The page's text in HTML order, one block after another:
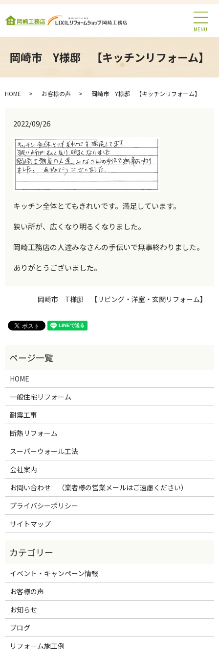
MENU
岡崎市 Y様邸 【キッチンリフォーム】
HOME お客様の声 岡崎市 Y様邸 【キッチンリフォーム】
2022/09/26
キッチン全体とてもきれいです。満足しています。
狭い所が、広くなり明るくなりました。
岡崎工務店の人達みなさんの手伝いで無事終わりました。
ありがとうございました。
岡崎市 T様邸 【リビング・洋室・玄関リフォーム】
HOME
一般住宅リフォーム
耐震工事
断熱リフォーム
スーパーウォール工法
会社案内
お問い合わせ （業者様の営業メールはご遠慮ください）
プライバシーポリシー
サイトマップ
イベント・キャンペーン情報
お客様の声
お知らせ
ブログ
リフォーム施工例